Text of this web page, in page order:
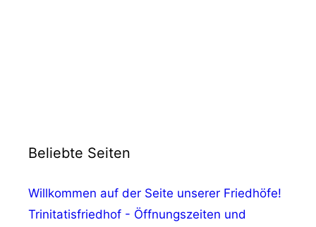
Beliebte Seiten
Willkommen auf der Seite unserer Friedhöfe!
Trinitatisfriedhof - Öffnungszeiten und